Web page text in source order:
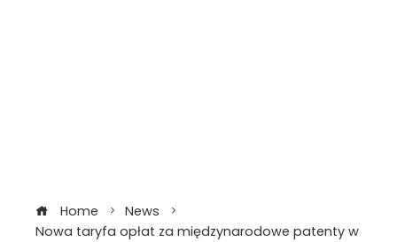
Home
News
Nowa taryfa opłat za międzynarodowe patenty w